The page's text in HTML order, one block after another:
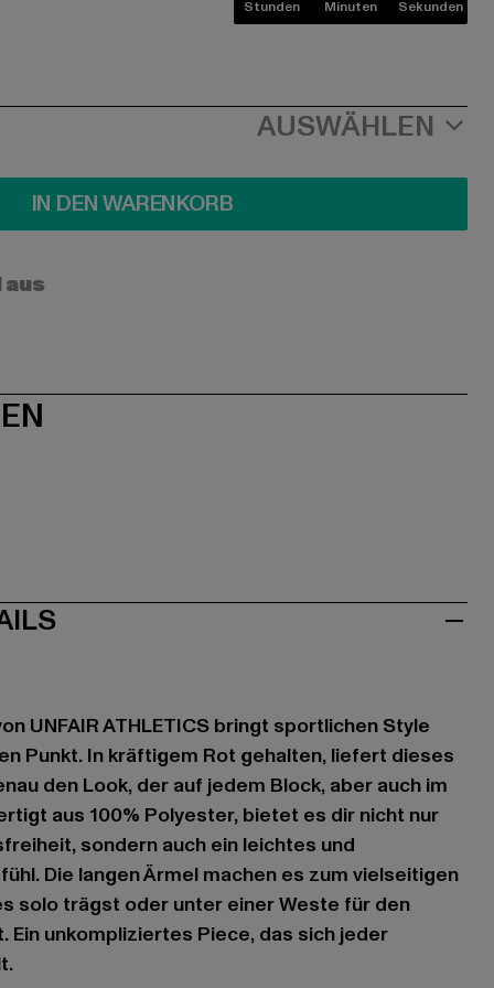
Stunden Minuten Sekunden
AUSWÄHLEN
IN DEN WARENKORB
UNFAIR ATHLETICS bringt sportlichen Style
Punkt. In kräftigem Rot gehalten, liefert dieses
den Look, der auf jedem Block, aber auch im
aus 100% Polyester, bietet es dir nicht nur
sondern auch ein leichtes und
Die langen Ärmel machen es zum vielseitigen
solo trägst oder unter einer Weste für den
Ein unkompliziertes Piece, das sich jeder